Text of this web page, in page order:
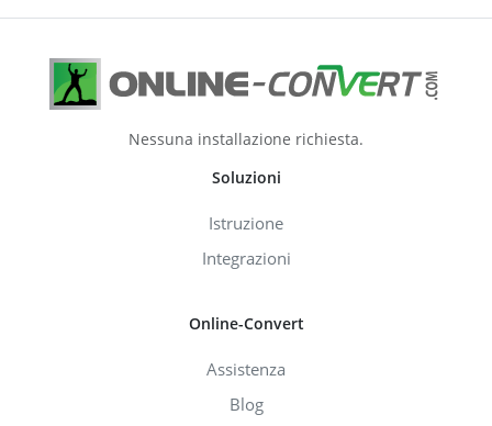
Nessuna installazione richiesta.
Soluzioni
Istruzione
Integrazioni
Online-Convert
Assistenza
Blog